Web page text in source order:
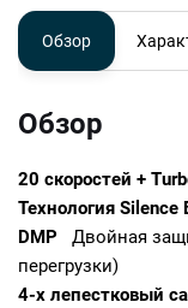
Обзор
Обзор
20 скоростей +
Технология
DMP
Двойная
4-х лепестковый